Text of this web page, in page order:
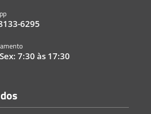
6295
7:30 às 17:30